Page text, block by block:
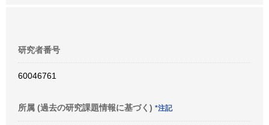
研究者番号
60046761
所属 (過去の研究課題情報に基づく) *注記